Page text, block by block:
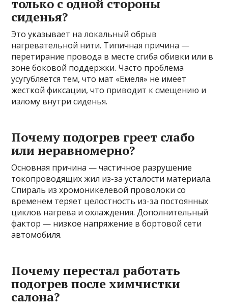
только с одной стороны
сиденья?
Это указывает на локальный обрыв
нагревательной нити. Типичная причина —
перетирание провода в месте сгиба обивки или в
зоне боковой поддержки. Часто проблема
усугубляется тем, что мат «Емеля» не имеет
жесткой фиксации, что приводит к смещению и
излому внутри сиденья.
Почему подогрев греет слабо
или неравномерно?
Основная причина — частичное разрушение
токопроводящих жил из-за усталости материала.
Спираль из хромоникелевой проволоки со
временем теряет целостность из-за постоянных
циклов нагрева и охлаждения. Дополнительный
фактор — низкое напряжение в бортовой сети
автомобиля.
Почему перестал работать
подогрев после химчистки
салона?